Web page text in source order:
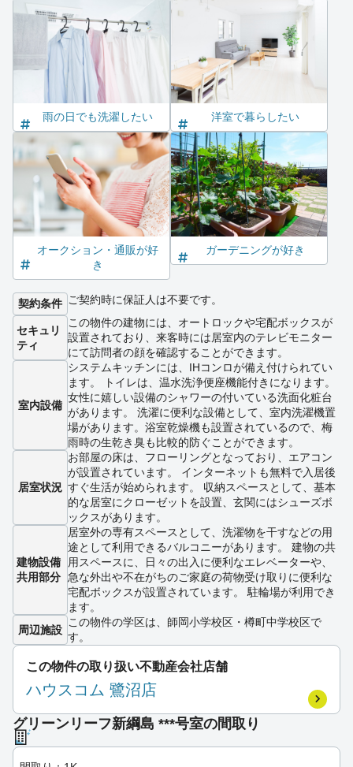
雨の日でも洗濯したい 洋室で暮らしたい
オークション・通販が好
き
ガーデニングが好き
契約条件 ご契約時に保証人は不要です。
セキュリ
ティ
この物件の建物には、オートロックや宅配ボックスが
設置されており、来客時には居室内のテレビモニター
にて訪問者の顔を確認することができます。
室内設備
システムキッチンには、IHコンロが備え付けられてい
ます。 トイレは、温水洗浄便座機能付きになります。
女性に嬉しい設備のシャワーの付いている洗面化粧台
があります。 洗濯に便利な設備として、室内洗濯機置
場があります。浴室乾燥機も設置されているので、梅
雨時の生乾き臭も比較的防ぐことができます。
居室状況
お部屋の床は、フローリングとなっており、エアコン
が設置されています。 インターネットも無料で入居後
すぐ生活が始められます。 収納スペースとして、基本
的な居室にクローゼットを設置、玄関にはシューズボ
ックスがあります。
建物設備
共用部分
居室外の専有スペースとして、洗濯物を干すなどの用
途として利用できるバルコニーがあります。 建物の共
用スペースに、日々の出入に便利なエレベーターや、
急な外出や不在がちのご家庭の荷物受け取りに便利な
宅配ボックスが設置されています。 駐輪場が利用でき
ます。
周辺施設
この物件の学区は、師岡小学校区・樽町中学校区で
す。
この物件の取り扱い不動産会社店舗
ハウスコム 鷺沼店
グリーンリーフ新綱島 ***号室の間取り